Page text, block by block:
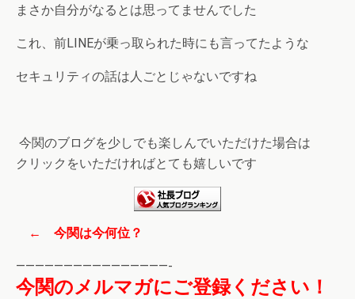
まさか自分がなるとは思ってませんでした
これ、前LINEが乗っ取られた時にも言ってたような
セキュリティの話は人ごとじゃないですね
今関のブログを少しでも楽しんでいただけた場合は
クリックをいただければとても嬉しいです
← 今関は今何位？
————————————————-
今関のメルマガにご登録ください！